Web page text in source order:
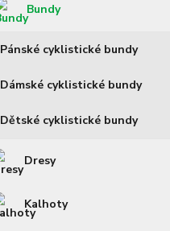
Bundy
Pánské cyklistické bundy
Dámské cyklistické bundy
Dětské cyklistické bundy
Dresy
Kalhoty